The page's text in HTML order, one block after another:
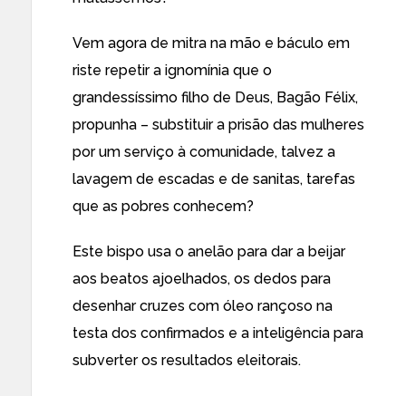
Vem agora de mitra na mão e báculo em
riste repetir a ignomínia que o
grandessíssimo filho de Deus, Bagão Félix,
propunha – substituir a prisão das mulheres
por um serviço à comunidade, talvez a
lavagem de escadas e de sanitas, tarefas
que as pobres conhecem?
Este bispo usa o anelão para dar a beijar
aos beatos ajoelhados, os dedos para
desenhar cruzes com óleo rançoso na
testa dos confirmados e a inteligência para
subverter os resultados eleitorais.